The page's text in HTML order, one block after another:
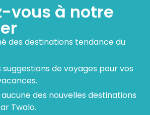
vous à notre
des destinations tendance du
de voyages pour vos
des nouvelles destinations
Twalo.